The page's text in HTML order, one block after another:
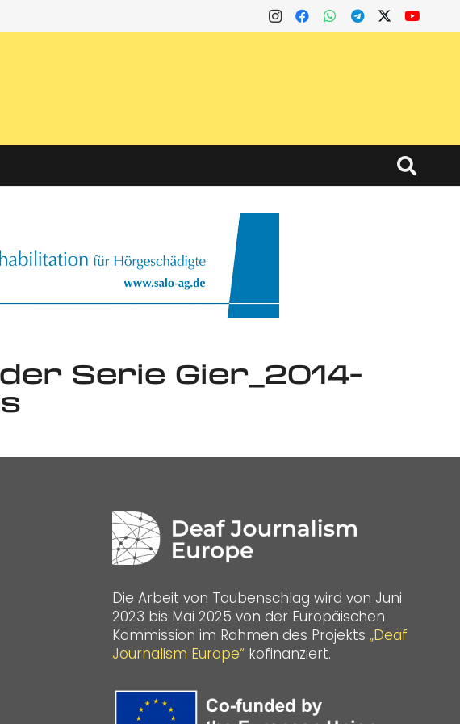
Serie Gier_2014-
Die Arbeit von Taubenschlag wird von Juni
2023 bis Mai 2025 von der Europäischen
Kommission im Rahmen des Projekts „Deaf
Journalism Europe“ kofinanziert.